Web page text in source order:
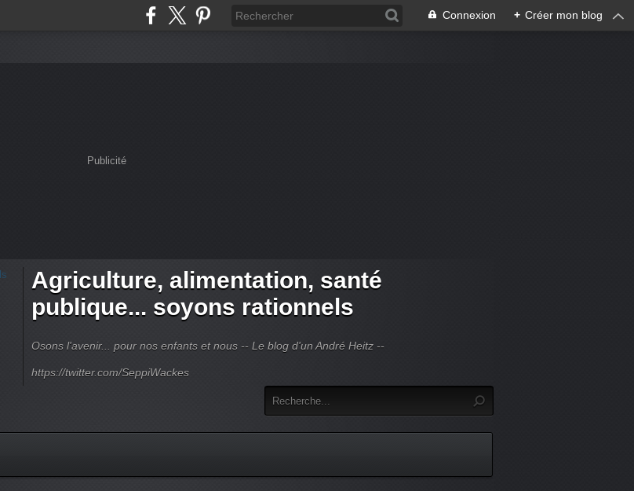
Connexion + Créer mon blog
Publicité
Agriculture, alimentation, santé
publique... soyons rationnels
Osons l'avenir... pour nos enfants et nous -- Le blog d'un André Heitz --
https://twitter.com/SeppiWackes